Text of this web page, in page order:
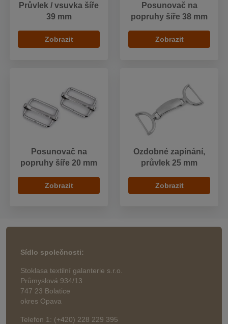
Průvlek / vsuvka šíře
39 mm
Zobrazit
Posunovač na
popruhy šíře 38 mm
Zobrazit
Posunovač na
popruhy šíře 20 mm
Zobrazit
Ozdobné zapínání,
průvlek 25 mm
Zobrazit
Sídlo společnosti:
Stoklasa textilní galanterie s.r.o.
Průmyslová 934/13
747 23 Bolatice
okres Opava
Telefon 1: (+420) 228 229 395